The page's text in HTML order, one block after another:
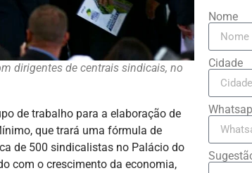
dirigentes de centrais sindicais, no
de trabalho para a elaboração de
que trará uma fórmula de
de 500 sindicalistas no Palácio do
com o crescimento da economia,
Nome
Cidade